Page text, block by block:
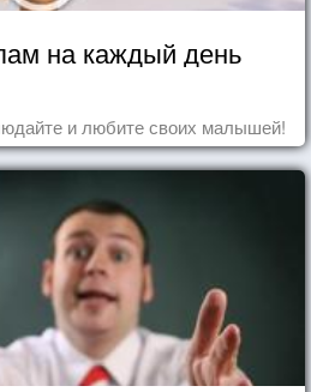
на каждый день
и любите своих малышей!